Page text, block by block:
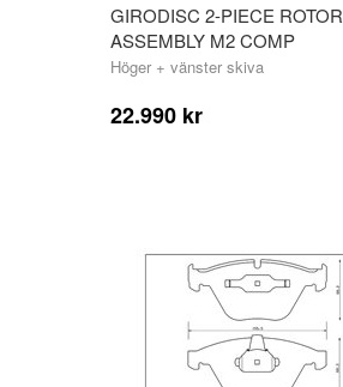
GIRODISC 2-PIECE ROTOR
ASSEMBLY M2 COMP
Höger + vänster skiva
22.990 kr